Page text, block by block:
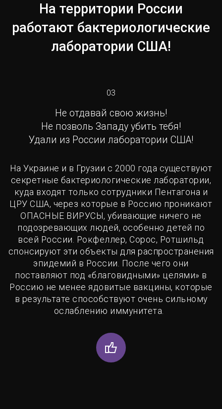
На территории России
работают бактериологические
лаборатории США!
03
Не отдавай свою жизнь!
Не позволь Западу убить тебя!
Удали из России лаборатории США!
На Украине и в Грузии с 2000 года существуют
секретные бактериологические лаборатории,
куда входят только сотрудники Пентагона и
ЦРУ США, через которые в Россию проникают
ОПАСНЫЕ ВИРУСЫ, убивающие ничего не
подозревающих людей, особенно детей по
всей России. Рокфеллер, Сорос, Ротшильд
спонсируют эти объекты для распространения
эпидемий в России. После чего они
поставляют под «благовидными» целями» в
Россию не менее ядовитые вакцины, которые
в результате способствуют очень сильному
ослаблению иммунитета.